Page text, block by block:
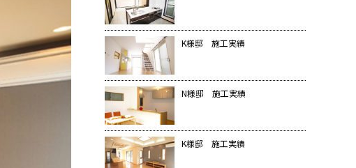
K様邸 施工実績
N様邸 施工実績
K様邸 施工実績